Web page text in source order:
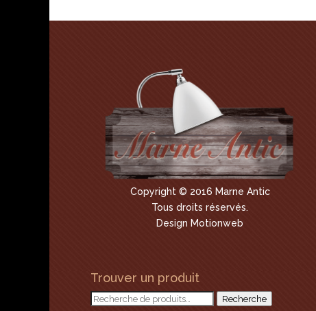
Copyright © 2016 Marne Antic
Tous droits réservés.
Design Motionweb
Trouver un produit
Recherche
Recherche